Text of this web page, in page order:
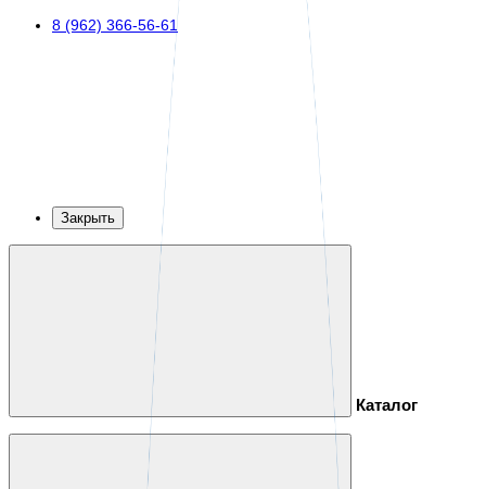
8 (962) 366-56-61
Закрыть
Каталог